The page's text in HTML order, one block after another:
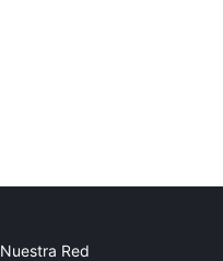
Nuestra Red